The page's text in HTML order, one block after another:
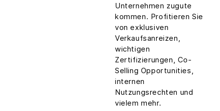
the
technologies
used.
Powered
Usercentrics
Unternehmen zugute
kommen. Profitieren Sie
von exklusiven
Verkaufsanreizen,
wichtigen
Zertifizierungen, Co-
Selling Opportunities,
internen
Nutzungsrechten und
vielem mehr.